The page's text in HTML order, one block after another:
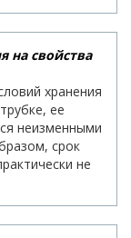
на свойства
хранения
ее
неизменными
срок
не